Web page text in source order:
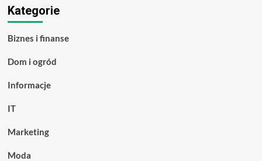
Kategorie
Biznes i finanse
Dom i ogród
Informacje
IT
Marketing
Moda